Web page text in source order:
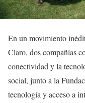
En un movimiento
Claro, dos compañías
conectividad y la
social, junto a la
tecnología y acceso a